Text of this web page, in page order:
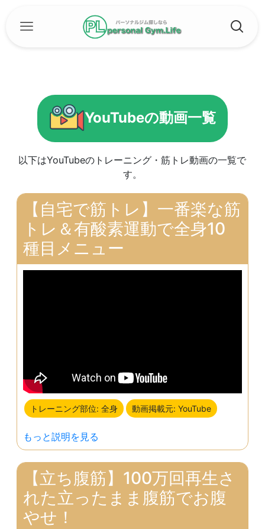
YouTubeの動画一覧
以下はYouTubeのトレーニング・筋トレ動画の一覧で
す。
【自宅で筋トレ】一番楽な筋
トレ＆有酸素運動で全身10
種目メニュー
トレーニング部位: 全身 動画掲載元: YouTube
もっと説明を見る
【立ち腹筋】100万回再生さ
れた立ったまま腹筋でお腹
やせ！